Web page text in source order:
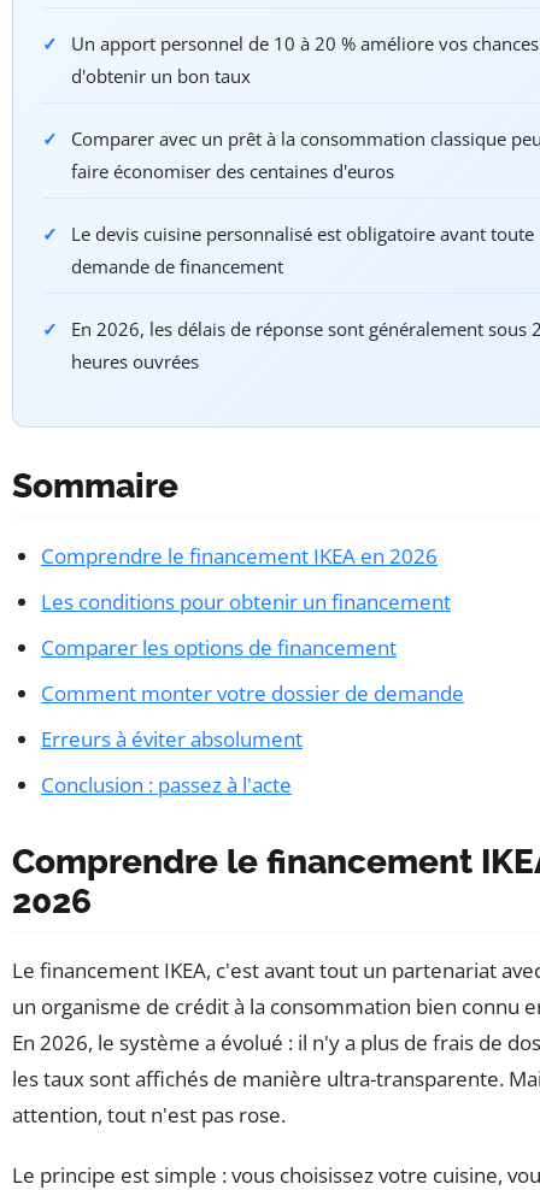
Un apport personnel de 10 à 20 % améliore vos chances
d'obtenir un bon taux
Comparer avec un prêt à la consommation classique
faire économiser des centaines d'euros
Le devis cuisine personnalisé est obligatoire avant toute
demande de financement
En 2026, les délais de réponse sont généralement sous
heures ouvrées
Sommaire
Comprendre le financement IKEA en 2026
Les conditions pour obtenir un financement
Comparer les options de financement
Comment monter votre dossier de demande
Erreurs à éviter absolument
Conclusion : passez à l'acte
Comprendre le financement
2026
Le financement IKEA, c'est avant tout un partenariat
un organisme de crédit à la consommation bien connu
En 2026, le système a évolué : il n'y a plus de frais de
les taux sont affichés de manière ultra-transparente.
attention, tout n'est pas rose.
Le principe est simple : vous choisissez votre cuisine,